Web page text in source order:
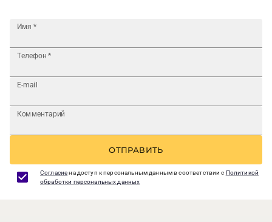
Имя *
Телефон *
E-mail
Комментарий
ОТПРАВИТЬ
Согласиена доступ к персональным данным в соответствии с Политикой
обработки персональных данных